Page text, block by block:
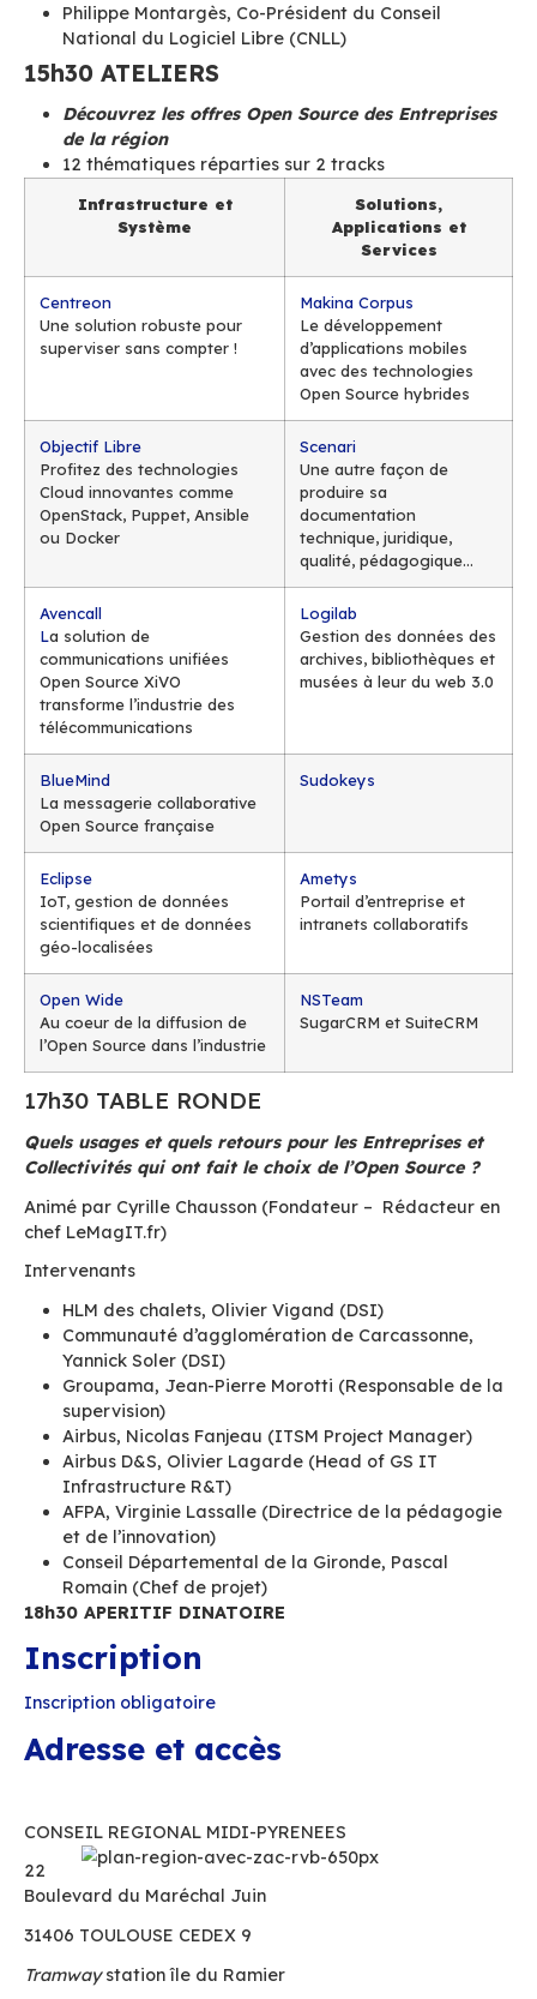
Bertrand SERP, Vice Président Toulouse
en charge de l’économie numérique (sous
Pierre BAUDRACCO, président de SoLibre
14h30 CONFERENCE
Open Source et Juridique: Etat des lieux
pratiques
François Pellegrini, Commissaire à la CNIL,
Inria/LaBRI
15h00 CONFERENCE
Quel marché représente l’Open Source
Retour sur l’Etude 2015 du CNLL
Philippe Montargès, Co-Président du
National du Logiciel Libre (CNLL)
15h30 ATELIERS
Découvrez les offres Open Source des
de la région
12 thématiques réparties sur 2 tracks
Infrastructure et
Système
Centreon
Une solution robuste pour
superviser sans compter !
Le
avec des
Open Source
Objectif Libre
Profitez des technologies
Cloud innovantes comme
ou Docker
Une autre façon
qualité,
Avencall
L a solution de
communications unifiées
transforme l’industrie des
télécommunications
Logilab
BlueMind
La messagerie collaborative
Open Source française
Eclipse
IoT, gestion de données
scientifiques et de données
géo-localisées
Portail
Open Wide
Au coeur de la diffusion de
l’Open Source dans l’industrie
17h30 TABLE RONDE
Quels usages et quels retours pour les
Collectivités qui ont fait le choix de l’Open
Animé par Cyrille Chausson (Fondateur –
chef LeMagIT.fr)